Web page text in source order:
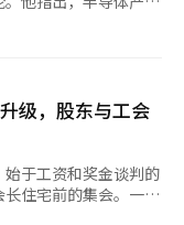
。金部长在政府世宗
将15%的营业利润
21日至6月7日进行
仅依赖于管理层和工
股东和国民养老金等
到罢工对整个产业的
长表示，虽然不理
在战争结束或国际油
级，股东与工会
于工资和奖金谈判的
住宅前的集会。一些
企业内部的利益纠纷